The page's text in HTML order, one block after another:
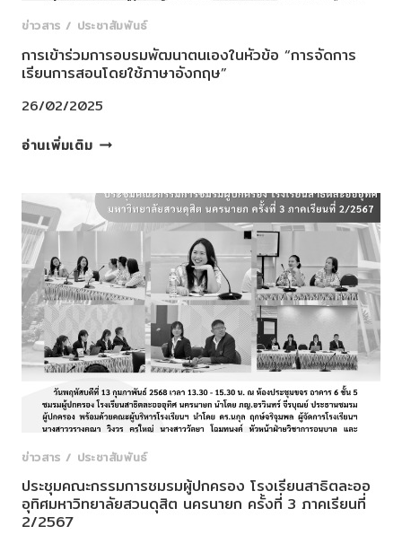
ข่าวสาร / ประชาสัมพันธ์
การเข้าร่วมการอบรมพัฒนาตนเองในหัวข้อ “การจัดการ
เรียนการสอนโดยใช้ภาษาอังกฤษ”
26/02/2025
อ่านเพิ่มเติมการ
การ
อบรม
ตนเอง
ใน
หัวข้อ
“การ
จัดการ
เรียน
การ
สอน
โดย
ใช้
อังกฤษ”
ข่าวสาร / ประชาสัมพันธ์
ประชุมคณะกรรมการชมรมผู้ปกครอง โรงเรียนสาธิตละออ
อุทิศมหาวิทยาลัยสวนดุสิต นครนายก ครั้งที่ 3 ภาคเรียนที่
2/2567